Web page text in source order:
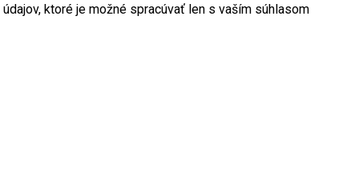
ktoré je možné spracúvať len s vaším súhlasom